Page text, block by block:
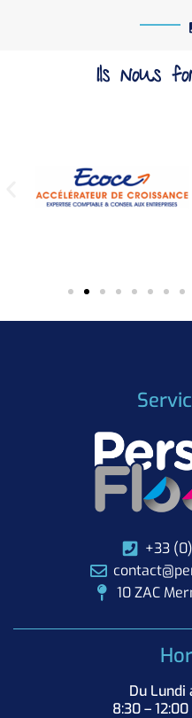
Ils nous
+33
10 ZAC
Du Lundi
8:30 –